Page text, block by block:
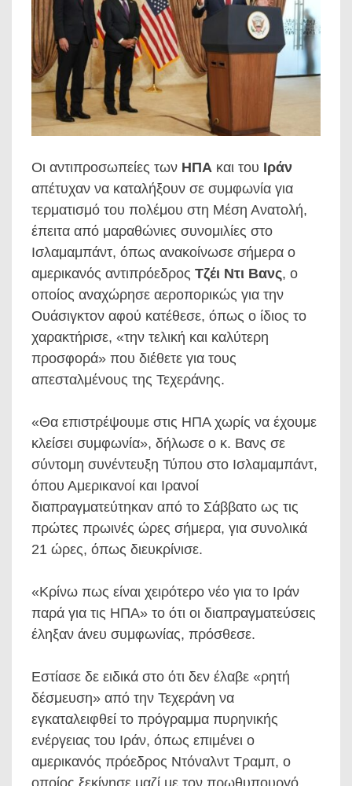
Οι αντιπροσωπείες των ΗΠΑ και του Ιράν
απέτυχαν να καταλήξουν σε συμφωνία για
τερματισμό του πολέμου στη Μέση Ανατολή,
έπειτα από μαραθώνιες συνομιλίες στο
Ισλαμαμπάντ, όπως ανακοίνωσε σήμερα ο
αμερικανός αντιπρόεδρος Τζέι Ντι Βανς, ο
οποίος αναχώρησε αεροπορικώς για την
Ουάσιγκτον αφού κατέθεσε, όπως ο ίδιος το
χαρακτήρισε, «την τελική και καλύτερη
προσφορά» που διέθετε για τους
απεσταλμένους της Τεχεράνης.
«Θα επιστρέψουμε στις ΗΠΑ χωρίς να έχουμε
κλείσει συμφωνία», δήλωσε ο κ. Βανς σε
σύντομη συνέντευξη Τύπου στο Ισλαμαμπάντ,
όπου Αμερικανοί και Ιρανοί
διαπραγματεύτηκαν από το Σάββατο ως τις
πρώτες πρωινές ώρες σήμερα, για συνολικά
21 ώρες, όπως διευκρίνισε.
«Κρίνω πως είναι χειρότερο νέο για το Ιράν
παρά για τις ΗΠΑ» το ότι οι διαπραγματεύσεις
έληξαν άνευ συμφωνίας, πρόσθεσε.
Εστίασε δε ειδικά στο ότι δεν έλαβε «ρητή
δέσμευση» από την Τεχεράνη να
εγκαταλειφθεί το πρόγραμμα πυρηνικής
ενέργειας του Ιράν, όπως επιμένει ο
αμερικανός πρόεδρος Ντόναλντ Τραμπ, ο